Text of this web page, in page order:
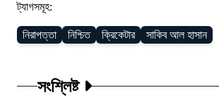
ট্যাগসমূহ:
নিরাপত্তা নিশ্চিত ক্রিকেটার সাকিব আল হাসান
সংশ্লিষ্ট